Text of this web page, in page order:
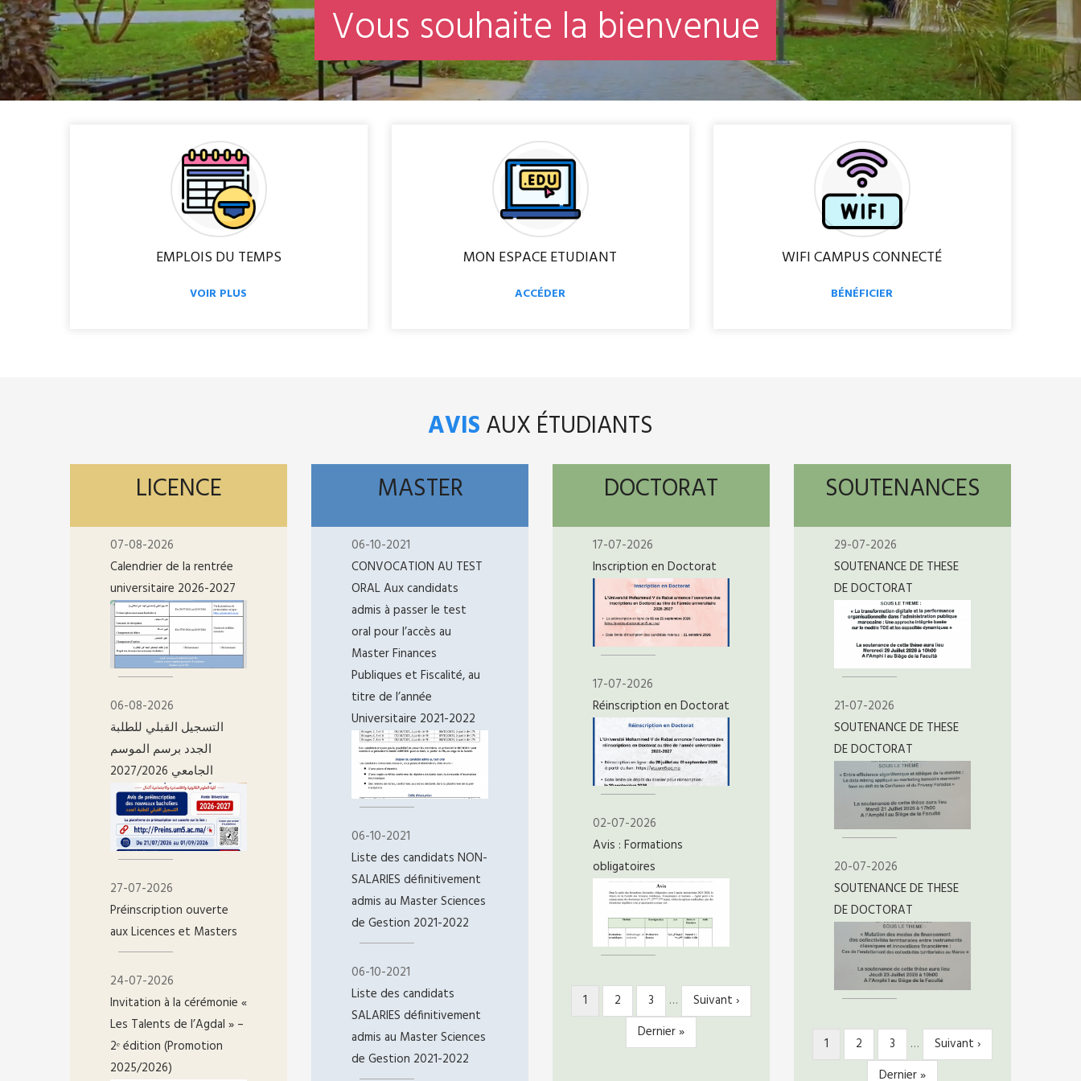
Vous souhaite la bienvenue
EMPLOIS DU TEMPS
VOIR PLUS
MON ESPACE ETUDIANT
ACCÉDER
WIFI CAMPUS CONNECTÉ
BÉNÉFICIER
AVISAUX ÉTUDIANTS
LICENCE
07-08-2026
Calendrier de la rentrée
universitaire 2026-2027
06-08-2026
التسجيل القبلي للطلبة
الجدد برسم الموسم
الجامعي 2027/2026
27-07-2026
Préinscription ouverte
aux Licences et Masters
24-07-2026
Invitation à la cérémonie «
Les Talents de l’Agdal » –
2ᵉ édition (Promotion
2025/2026)
MASTER
06-10-2021
CONVOCATION AU TEST
ORAL Aux candidats
admis à passer le test
oral pour l’accès au
Master Finances
Publiques et Fiscalité, au
titre de l’année
Universitaire 2021-2022
06-10-2021
Liste des candidats NON-
SALARIES définitivement
admis au Master Sciences
de Gestion 2021-2022
06-10-2021
Liste des candidats
SALARIES définitivement
admis au Master Sciences
de Gestion 2021-2022
DOCTORAT
17-07-2026
Inscription en Doctorat
17-07-2026
Réinscription en Doctorat
02-07-2026
Avis : Formations
obligatoires
PAGINATION
Page
courante
1 Page
2 Page
3 …
Page
suivante
Suivant ›
Dernière
page
Dernier »
SOUTENANCES
29-07-2026
SOUTENANCE DE THESE
DE DOCTORAT
21-07-2026
SOUTENANCE DE THESE
DE DOCTORAT
20-07-2026
SOUTENANCE DE THESE
DE DOCTORAT
PAGINATION
Page
courante
1 Page
2 Page
3 …
Page
suivante
Suivant ›
Dernière
Dernier »